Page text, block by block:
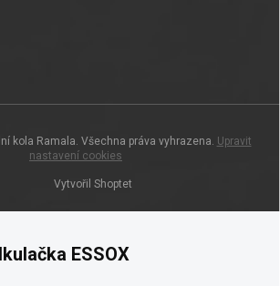
Vytvořil Shoptet
kola Ramala. Všechna práva vyhrazena. Upravit
nastavení cookies
ESSOX